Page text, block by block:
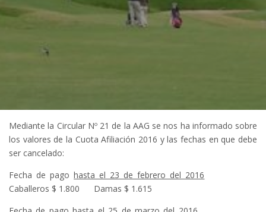
Mediante la Circular Nº 21 de la AAG se nos ha informado sobre
los valores de la Cuota Afiliación 2016 y las fechas en que debe
ser cancelado:
Fecha de pagohasta el 23 de febrero del 2016
Caballeros $ 1.800 Damas $ 1.615